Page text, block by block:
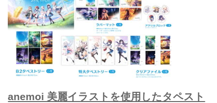
anemoi 美麗イラストを使用したタペスト